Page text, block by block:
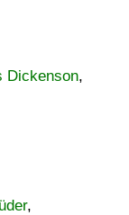
Dickenson,
,